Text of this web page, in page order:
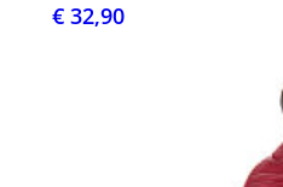
€ 32,90